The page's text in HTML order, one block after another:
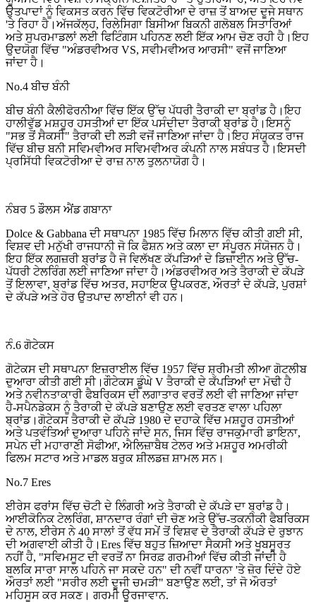
ਉਤਪਾਦਾਂ ਨੂੰ ਵਿਕਸਤ ਕਰਨ ਵਿੱਚ ਵਿਕਟੋਰੀਆ ਦੇ ਰਾਜ਼ ਤੋਂ ਬਾਅਦ ਦੂਜੇ ਸਥਾਨ
'ਤੇ ਰਿਹਾ ਹੈ।ਅੱਜਕੱਲ੍ਹ, ਰਿਲੇਸਿਗਾ ਬਿਸੀਆ ਬਿਕਨੀ ਗਲੋਬਲ ਸਿਤਾਰਿਆਂ
ਅਤੇ ਸੁਪਰਮਾਡਲਾਂ ਲਈ ਫਿਟਿੰਗਸ ਪਹਿਨਣ ਲਈ ਇੱਕ ਆਮ ਚੋਣ ਰਹੀ ਹੈ।ਇਹ
ਉਦਯੋਗ ਵਿੱਚ "ਅੰਡਰਵੀਅਰ VS, ਸਵੀਮਵੀਅਰ ਆਰਸੀ" ਵਜੋਂ ਜਾਣਿਆ
ਜਾਂਦਾ ਹੈ।
No.4 ਬੀਚ ਬੰਨੀ
ਬੀਚ ਬੰਨੀ ਕੈਲੀਫੋਰਨੀਆ ਵਿੱਚ ਇੱਕ ਉੱਚ ਪੱਧਰੀ ਤੈਰਾਕੀ ਦਾ ਬ੍ਰਾਂਡ ਹੈ।ਇਹ
ਹਾਲੀਵੁੱਡ ਮਸ਼ਹੂਰ ਹਸਤੀਆਂ ਦਾ ਇੱਕ ਪਸੰਦੀਦਾ ਤੈਰਾਕੀ ਬ੍ਰਾਂਡ ਹੈ।ਇਸਨੂੰ
"ਸਭ ਤੋਂ ਸੈਕਸੀ" ਤੈਰਾਕੀ ਦੀ ਲੜੀ ਵਜੋਂ ਜਾਣਿਆ ਜਾਂਦਾ ਹੈ।ਇਹ ਸੰਯੁਕਤ ਰਾਜ
ਵਿੱਚ ਬੀਚ ਬਨੀ ਸਵਿਮਵੀਅਰ ਸਵਿਮਵੀਅਰ ਕੰਪਨੀ ਨਾਲ ਸਬੰਧਤ ਹੈ।ਇਸਦੀ
ਪ੍ਰਸਿੱਧੀ ਵਿਕਟੋਰੀਆ ਦੇ ਰਾਜ਼ ਨਾਲ ਤੁਲਨਾਯੋਗ ਹੈ।
ਨੰਬਰ 5 ਡੌਲਸ ਐਂਡ ਗਬਾਨਾ
Dolce & Gabbana ਦੀ ਸਥਾਪਨਾ 1985 ਵਿੱਚ ਮਿਲਾਨ ਵਿੱਚ ਕੀਤੀ ਗਈ ਸੀ,
ਵਿਸ਼ਵ ਦੀ ਮਨੁੱਖੀ ਰਾਜਧਾਨੀ ਜੋ ਕਿ ਫੈਸ਼ਨ ਅਤੇ ਕਲਾ ਦਾ ਸੰਪੂਰਨ ਸੰਯੋਜਨ ਹੈ।
ਇਹ ਇੱਕ ਲਗਜ਼ਰੀ ਬ੍ਰਾਂਡ ਹੈ ਜੋ ਵਿਲੱਖਣ ਕੱਪੜਿਆਂ ਦੇ ਡਿਜ਼ਾਈਨ ਅਤੇ ਉੱਚ-
ਪੱਧਰੀ ਟੇਲਰਿੰਗ ਲਈ ਜਾਣਿਆ ਜਾਂਦਾ ਹੈ।ਅੰਡਰਵੀਅਰ ਅਤੇ ਤੈਰਾਕੀ ਦੇ ਕੱਪੜੇ
ਤੋਂ ਇਲਾਵਾ, ਬ੍ਰਾਂਡ ਵਿੱਚ ਅਤਰ, ਸਹਾਇਕ ਉਪਕਰਣ, ਔਰਤਾਂ ਦੇ ਕੱਪੜੇ, ਪੁਰਸ਼ਾਂ
ਦੇ ਕੱਪੜੇ ਅਤੇ ਹੋਰ ਉਤਪਾਦ ਲਾਈਨਾਂ ਵੀ ਹਨ।
ਨੰ.6 ਗੋਟੇਕਸ
ਗੋਟੇਕਸ ਦੀ ਸਥਾਪਨਾ ਇਜ਼ਰਾਈਲ ਵਿੱਚ 1957 ਵਿੱਚ ਸ਼੍ਰੀਮਤੀ ਲੀਆ ਗੋਟਲੀਬ
ਦੁਆਰਾ ਕੀਤੀ ਗਈ ਸੀ।ਗੌਟੇਕਸ ਡੂੰਘੇ V ਤੈਰਾਕੀ ਦੇ ਕੱਪੜਿਆਂ ਦਾ ਮੋਢੀ ਹੈ
ਅਤੇ ਨਵੀਨਤਾਕਾਰੀ ਫੈਬਰਿਕਸ ਦੀ ਲਗਾਤਾਰ ਵਰਤੋਂ ਲਈ ਵੀ ਜਾਣਿਆ ਜਾਂਦਾ
ਹੈ-ਸਪੈਨਡੇਕਸ ਨੂੰ ਤੈਰਾਕੀ ਦੇ ਕੱਪੜੇ ਬਣਾਉਣ ਲਈ ਵਰਤਣ ਵਾਲਾ ਪਹਿਲਾ
ਬ੍ਰਾਂਡ।ਗੋਟੇਕਸ ਤੈਰਾਕੀ ਦੇ ਕੱਪੜੇ 1980 ਦੇ ਦਹਾਕੇ ਵਿੱਚ ਮਸ਼ਹੂਰ ਹਸਤੀਆਂ
ਅਤੇ ਪਤਵੰਤਿਆਂ ਦੁਆਰਾ ਪਹਿਨੇ ਜਾਂਦੇ ਸਨ, ਜਿਸ ਵਿੱਚ ਰਾਜਕੁਮਾਰੀ ਡਾਇਨਾ,
ਸਪੇਨ ਦੀ ਮਹਾਰਾਣੀ ਸੋਫੀਆ, ਐਲਿਜ਼ਾਬੈਥ ਟੇਲਰ ਅਤੇ ਮਸ਼ਹੂਰ ਅਮਰੀਕੀ
ਫਿਲਮ ਸਟਾਰ ਅਤੇ ਮਾਡਲ ਬਰੁਕ ਸ਼ੀਲਡਜ਼ ਸ਼ਾਮਲ ਸਨ।
No.7 Eres
ਈਰੇਸ ਫਰਾਂਸ ਵਿੱਚ ਚੋਟੀ ਦੇ ਲਿੰਗਰੀ ਅਤੇ ਤੈਰਾਕੀ ਦੇ ਕੱਪੜੇ ਦਾ ਬ੍ਰਾਂਡ ਹੈ।
ਆਈਕੋਨਿਕ ਟੇਲਰਿੰਗ, ਸ਼ਾਨਦਾਰ ਰੰਗਾਂ ਦੀ ਚੋਣ ਅਤੇ ਉੱਚ-ਤਕਨੀਕੀ ਫੈਬਰਿਕਸ
ਦੇ ਨਾਲ, ਈਰੇਸ ਨੇ 40 ਸਾਲਾਂ ਤੋਂ ਵੱਧ ਸਮੇਂ ਤੋਂ ਵਿਸ਼ਵ ਦੇ ਤੈਰਾਕੀ ਕੱਪੜੇ ਦੇ ਰੁਝਾਨ
ਦੀ ਅਗਵਾਈ ਕੀਤੀ ਹੈ।Eres ਵਿੱਚ ਬਹੁਤ ਜ਼ਿਆਦਾ ਸੈਕਸੀ ਅਤੇ ਖੂਬਸੂਰਤ
ਨਹੀਂ ਹੈ, "ਸਵਿਮਸੂਟ ਦੀ ਵਰਤੋਂ ਨਾ ਸਿਰਫ਼ ਗਰਮੀਆਂ ਵਿੱਚ ਕੀਤੀ ਜਾਂਦੀ ਹੈ
ਬਲਕਿ ਸਾਰਾ ਸਾਲ ਪਹਿਨੇ ਜਾ ਸਕਦੇ ਹਨ" ਦੀ ਨਵੀਂ ਧਾਰਨਾ 'ਤੇ ਜ਼ੋਰ ਦਿੰਦੇ ਹੋਏ
ਔਰਤਾਂ ਲਈ "ਸਰੀਰ ਲਈ ਦੂਜੀ ਚਮੜੀ" ਬਣਾਉਣ ਲਈ, ਤਾਂ ਜੋ ਔਰਤਾਂ
ਮਹਿਸੂਸ ਕਰ ਸਕਣ। ਗਰਮੀ ਊਰਜਾਵਾਨ.